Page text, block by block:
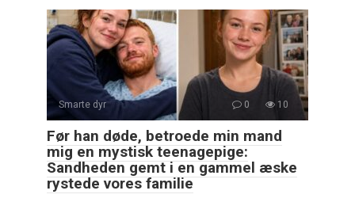
Smarte dyr 0 10
Før han døde, betroede min mand
mig en mystisk teenagepige:
Sandheden gemt i en gammel æske
rystede vores familie